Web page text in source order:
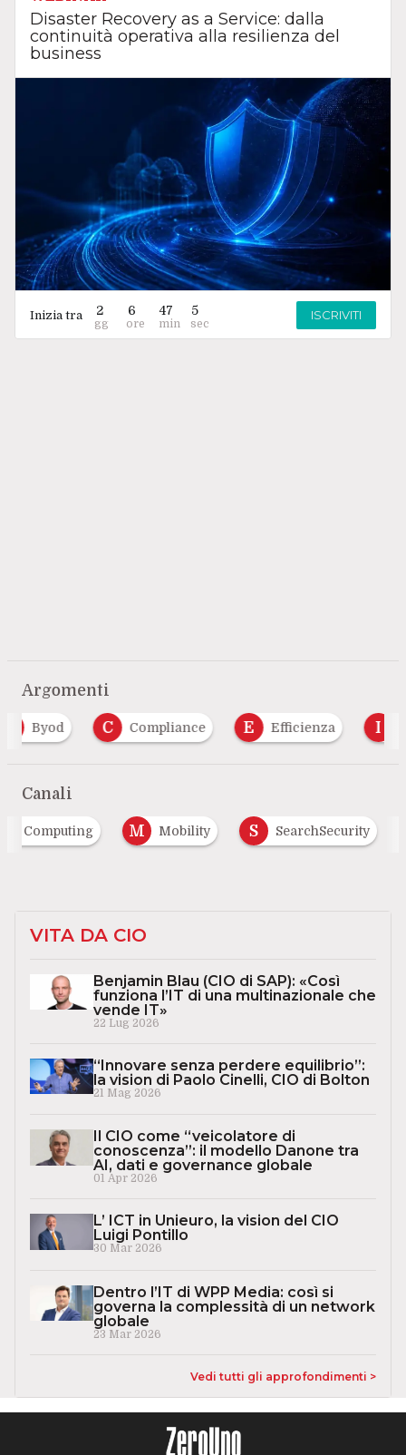
Disaster Recovery as a Service: dalla
continuità operativa alla resilienza del
business
Inizia tra 2 6 47 5 ISCRIVITI
Argomenti
C Compliance E Efficienza I Iam
Canali
Computing M Mobility S SearchSecurity
VITA DA CIO
Benjamin Blau (CIO di SAP): «Così
funziona l’IT di una multinazionale che
vende IT»
22 Lug 2026
“Innovare senza perdere equilibrio”:
la vision di Paolo Cinelli, CIO di Bolton
21 Mag 2026
Il CIO come “veicolatore di
conoscenza”: il modello Danone tra
AI, dati e governance globale
01 Apr 2026
L’ ICT in Unieuro, la vision del CIO
Luigi Pontillo
30 Mar 2026
Dentro l’IT di WPP Media: così si
governa la complessità di un network
globale
23 Mar 2026
Vedi tutti gli approfondimenti >